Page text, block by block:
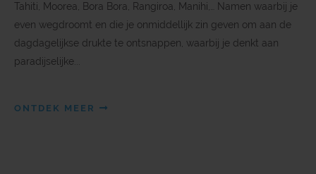
Tahiti, Moorea, Bora Bora, Rangiroa, Manihi,… Namen waarbij je
even wegdroomt en die je onmiddellijk zin geven om aan de
dagdagelijkse drukte te ontsnappen, waarbij je denkt aan
paradijselijke...
ONTDEK MEER